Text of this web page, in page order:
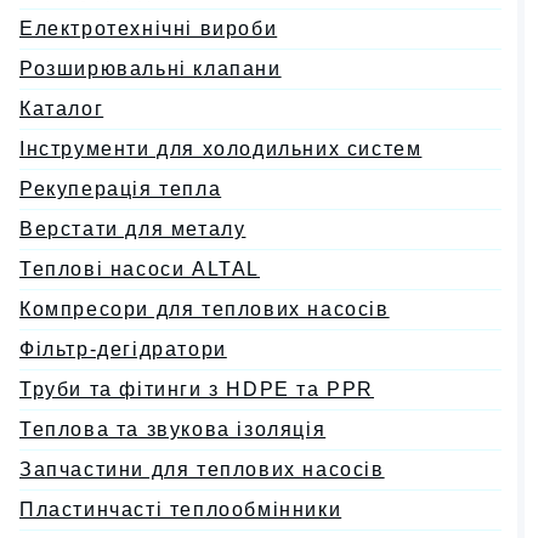
Електротехнічні вироби
Розширювальні клапани
Каталог
Інструменти для холодильних систем
Рекуперація тепла
Верстати для металу
Теплові насоси ALTAL
Компресори для теплових насосів
Фільтр-дегідратори
Труби та фітинги з HDPE та PPR
Теплова та звукова ізоляція
Запчастини для теплових насосів
Пластинчасті теплообмінники